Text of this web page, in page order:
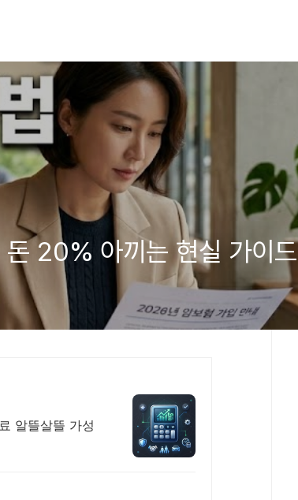
돈 20% 아끼는 현실 가이드
알뜰살뜰 가성